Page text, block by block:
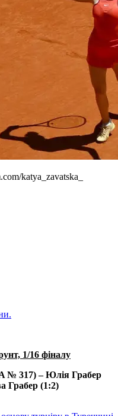
katya_zavatska_
1/16 фіналу
№ 317) – Юлія Грабер
Грабер (1:2)